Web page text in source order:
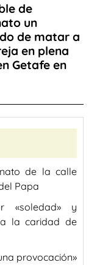
de
un
de matar a
en plena
Getafe en
de la calle
Papa
«soledad» y
la caridad de
provocación»